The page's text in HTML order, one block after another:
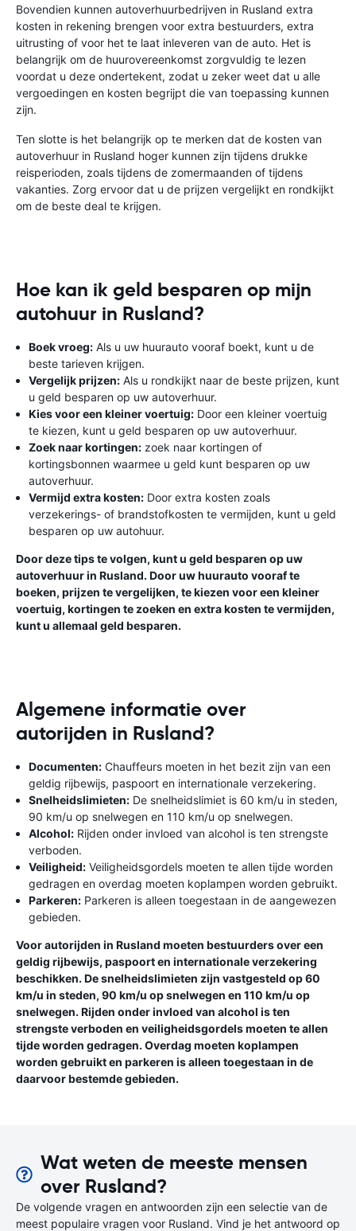
Bovendien kunnen autoverhuurbedrijven in Rusland extra
kosten in rekening brengen voor extra bestuurders, extra
uitrusting of voor het te laat inleveren van de auto. Het is
belangrijk om de huurovereenkomst zorgvuldig te lezen
voordat u deze ondertekent, zodat u zeker weet dat u alle
vergoedingen en kosten begrijpt die van toepassing kunnen
zijn.
Ten slotte is het belangrijk op te merken dat de kosten van
autoverhuur in Rusland hoger kunnen zijn tijdens drukke
reisperioden, zoals tijdens de zomermaanden of tijdens
vakanties. Zorg ervoor dat u de prijzen vergelijkt en rondkijkt
om de beste deal te krijgen.
Hoe kan ik geld besparen op mijn
autohuur in Rusland?
Boek vroeg: Als u uw huurauto vooraf boekt, kunt u de
beste tarieven krijgen.
Vergelijk prijzen: Als u rondkijkt naar de beste prijzen, kunt
u geld besparen op uw autoverhuur.
Kies voor een kleiner voertuig: Door een kleiner voertuig
te kiezen, kunt u geld besparen op uw autoverhuur.
Zoek naar kortingen: zoek naar kortingen of
kortingsbonnen waarmee u geld kunt besparen op uw
autoverhuur.
Vermijd extra kosten: Door extra kosten zoals
verzekerings- of brandstofkosten te vermijden, kunt u geld
besparen op uw autohuur.
Door deze tips te volgen, kunt u geld besparen op uw
autoverhuur in Rusland. Door uw huurauto vooraf te
boeken, prijzen te vergelijken, te kiezen voor een kleiner
voertuig, kortingen te zoeken en extra kosten te vermijden,
kunt u allemaal geld besparen.
Algemene informatie over
autorijden in Rusland?
Documenten: Chauffeurs moeten in het bezit zijn van een
geldig rijbewijs, paspoort en internationale verzekering.
Snelheidslimieten: De snelheidslimiet is 60 km/u in steden,
90 km/u op snelwegen en 110 km/u op snelwegen.
Alcohol: Rijden onder invloed van alcohol is ten strengste
verboden.
Veiligheid: Veiligheidsgordels moeten te allen tijde worden
gedragen en overdag moeten koplampen worden gebruikt.
Parkeren: Parkeren is alleen toegestaan ​​in de aangewezen
gebieden.
Voor autorijden in Rusland moeten bestuurders over een
geldig rijbewijs, paspoort en internationale verzekering
beschikken. De snelheidslimieten zijn vastgesteld op 60
km/u in steden, 90 km/u op snelwegen en 110 km/u op
snelwegen. Rijden onder invloed van alcohol is ten
strengste verboden en veiligheidsgordels moeten te allen
tijde worden gedragen. Overdag moeten koplampen
worden gebruikt en parkeren is alleen toegestaan ​​in de
daarvoor bestemde gebieden.
Wat weten de meeste mensen
over Rusland?
De volgende vragen en antwoorden zijn een selectie van de
meest populaire vragen voor Rusland. Vind je het antwoord op